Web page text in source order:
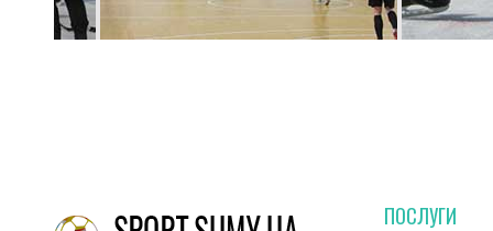
ПОСЛУГИ